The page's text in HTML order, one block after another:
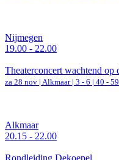
Nijmegen
19.00 - 22.00
Theaterconcert wachtend op
za 28 nov | Alkmaar | 3 - 6 | 40 -
Alkmaar
20.15 - 22.00